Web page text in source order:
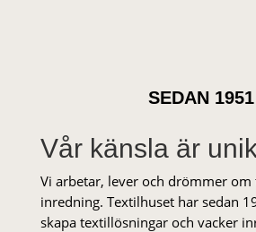
SEDAN 1951
Vår känsla är
Vi arbetar, lever och drömmer om
inredning. Textilhuset har sedan
skapa textillösningar och vacker